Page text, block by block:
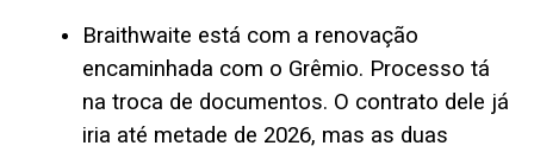
Braithwaite está com a renovação
encaminhada com o Grêmio. Processo tá
na troca de documentos. O contrato dele já
iria até metade de 2026, mas as duas